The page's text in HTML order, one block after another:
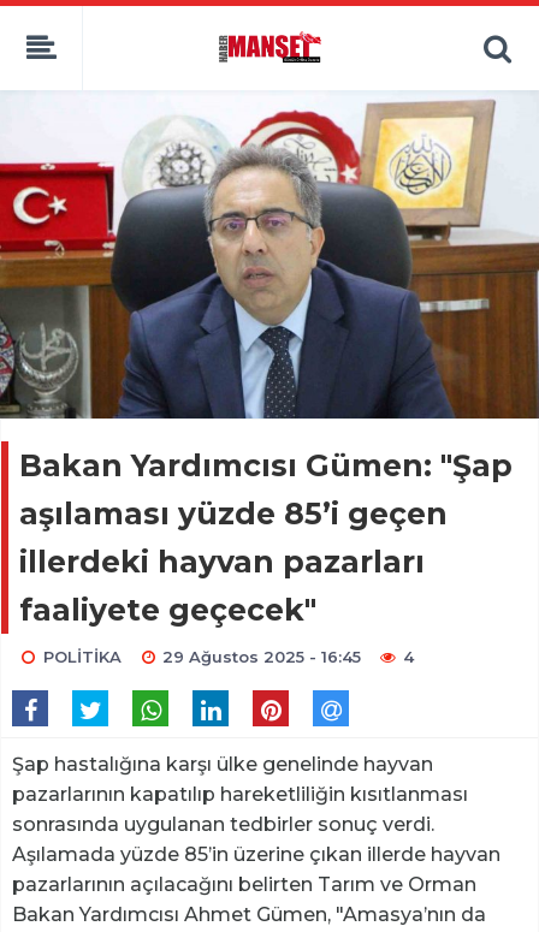
Bakan Yardımcısı Gümen: "Şap
aşılaması yüzde 85’i geçen
illerdeki hayvan pazarları
faaliyete geçecek"
POLİTİKA 29 Ağustos 2025 - 16:45 4
Şap hastalığına karşı ülke genelinde hayvan
pazarlarının kapatılıp hareketliliğin kısıtlanması
sonrasında uygulanan tedbirler sonuç verdi.
Aşılamada yüzde 85’in üzerine çıkan illerde hayvan
pazarlarının açılacağını belirten Tarım ve Orman
Bakan Yardımcısı Ahmet Gümen, "Amasya’nın da